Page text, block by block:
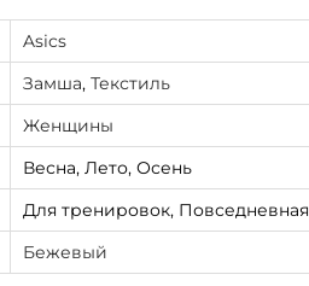
Asics
Замша, Текстиль
Женщины
Весна, Лето, Осень
Для тренировок, Повседневная
Бежевый